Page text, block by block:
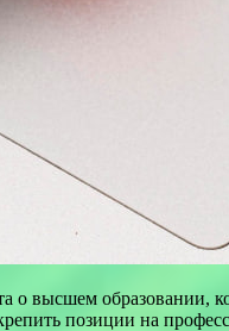
о высшем
позиции на